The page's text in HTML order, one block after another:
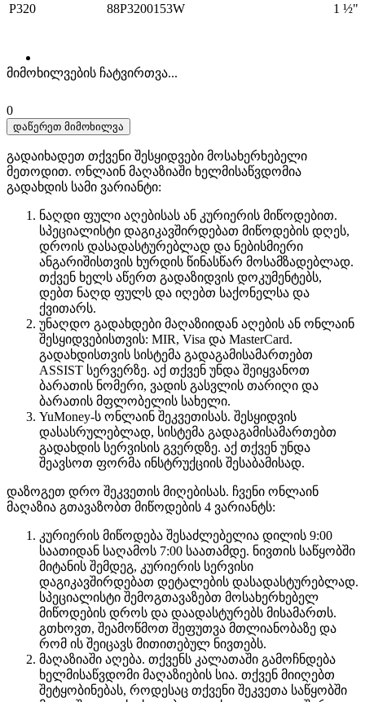
P320 88P3200153W 1 ½"
მიმოხილვების ჩატვირთვა...
0
დაწერეთ მიმოხილვა
გადაიხადეთ თქვენი შესყიდვები მოსახერხებელი
მეთოდით. ​​ონლაინ მაღაზიაში ხელმისაწვდომია
გადახდის სამი ვარიანტი:
ნაღდი ფული აღებისას ან კურიერის მიწოდებით.
სპეციალისტი დაგიკავშირდებათ მიწოდების დღეს,
დროის დასადასტურებლად და ნებისმიერი
ანგარიშისთვის ხურდის წინასწარ მოსამზადებლად.
თქვენ ხელს აწერთ გადაზიდვის დოკუმენტებს,
დებთ ნაღდ ფულს და იღებთ საქონელსა და
ქვითარს.
უნაღდო გადახდები მაღაზიიდან აღების ან ონლაინ
შესყიდვებისთვის: MIR, Visa და MasterCard.
გადახდისთვის სისტემა გადაგამისამართებთ
ASSIST სერვერზე. აქ თქვენ უნდა შეიყვანოთ
ბარათის ნომერი, ვადის გასვლის თარიღი და
ბარათის მფლობელის სახელი.
YuMoney-ს ონლაინ შეკვეთისას. შესყიდვის
დასასრულებლად, სისტემა გადაგამისამართებთ
გადახდის სერვისის გვერდზე. აქ თქვენ უნდა
შეავსოთ ფორმა ინსტრუქციის შესაბამისად.
დაზოგეთ დრო შეკვეთის მიღებისას. ჩვენი ონლაინ
მაღაზია გთავაზობთ მიწოდების 4 ვარიანტს:
კურიერის მიწოდება შესაძლებელია დილის 9:00
საათიდან საღამოს 7:00 საათამდე. ნივთის საწყობში
მიტანის შემდეგ, კურიერის სერვისი
დაგიკავშირდებათ დეტალების დასადასტურებლად.
სპეციალისტი შემოგთავაზებთ მოსახერხებელ
მიწოდების დროს და დაადასტურებს მისამართს.
გთხოვთ, შეამოწმოთ შეფუთვა მთლიანობაზე და
რომ ის შეიცავს მითითებულ ნივთებს.
მაღაზიაში აღება. თქვენს კალათაში გამოჩნდება
ხელმისაწვდომი მაღაზიების სია. თქვენ მიიღებთ
შეტყობინებას, როდესაც თქვენი შეკვეთა საწყობში